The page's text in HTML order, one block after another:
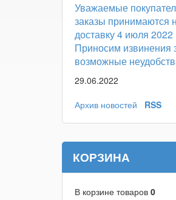
Уважаемые
заказы принимаются
доставку 4 июля 2022
Приносим извинения
возможные
29.06.2022
Архив новостей
RSS
КОРЗИНА
В корзине товаров 0